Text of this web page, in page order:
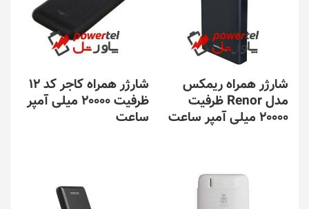
شارژر همراه ریمکس
مدل Renor ظرفیت
20000 میلی آمپر ساعت
شارژر همراه کاجر کد 12
ظرفیت 20000 میلی آمپر
ساعت